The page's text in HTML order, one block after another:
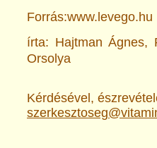
Forrás:www.levego.hu
írta: Hajtman Ágnes,
Orsolya
Kérdésével,